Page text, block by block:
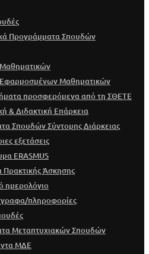
Προγράμματα Σπουδών
Μαθηματικών
προσφερόμενα από τη ΣΘΕΤΕ
& Διδακτική Επάρκεια
Σπουδών Σύντομης Διάρκειας
εξετάσεις
ERASMUS
Άσκησης
ημερολόγιο
πληροφορίες
Μεταπτυχιακών Σπουδών
ΜΔΕ